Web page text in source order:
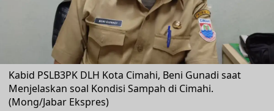
Kabid PSLB3PK DLH Kota Cimahi, Beni Gunadi saat
Menjelaskan soal Kondisi Sampah di Cimahi.
(Mong/Jabar Ekspres)